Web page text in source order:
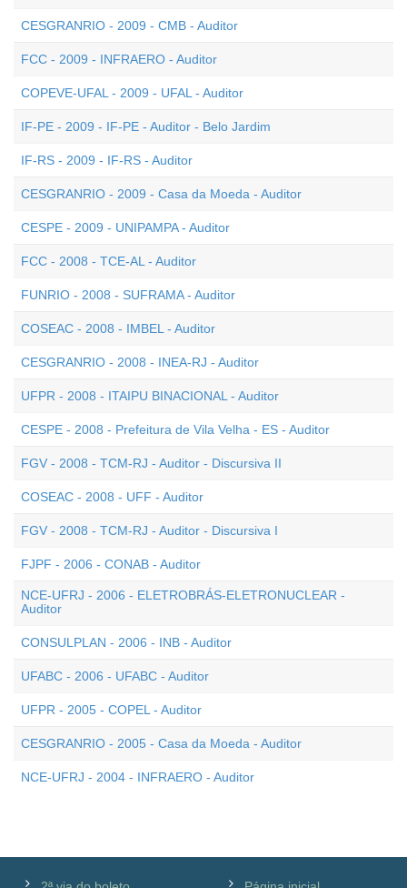
CESGRANRIO - 2009 - CMB - Auditor
FCC - 2009 - INFRAERO - Auditor
COPEVE-UFAL - 2009 - UFAL - Auditor
IF-PE - 2009 - IF-PE - Auditor - Belo Jardim
IF-RS - 2009 - IF-RS - Auditor
CESGRANRIO - 2009 - Casa da Moeda - Auditor
CESPE - 2009 - UNIPAMPA - Auditor
FCC - 2008 - TCE-AL - Auditor
FUNRIO - 2008 - SUFRAMA - Auditor
COSEAC - 2008 - IMBEL - Auditor
CESGRANRIO - 2008 - INEA-RJ - Auditor
UFPR - 2008 - ITAIPU BINACIONAL - Auditor
CESPE - 2008 - Prefeitura de Vila Velha - ES - Auditor
FGV - 2008 - TCM-RJ - Auditor - Discursiva II
COSEAC - 2008 - UFF - Auditor
FGV - 2008 - TCM-RJ - Auditor - Discursiva I
FJPF - 2006 - CONAB - Auditor
NCE-UFRJ - 2006 - ELETROBRÁS-ELETRONUCLEAR -
Auditor
CONSULPLAN - 2006 - INB - Auditor
UFABC - 2006 - UFABC - Auditor
UFPR - 2005 - COPEL - Auditor
CESGRANRIO - 2005 - Casa da Moeda - Auditor
NCE-UFRJ - 2004 - INFRAERO - Auditor